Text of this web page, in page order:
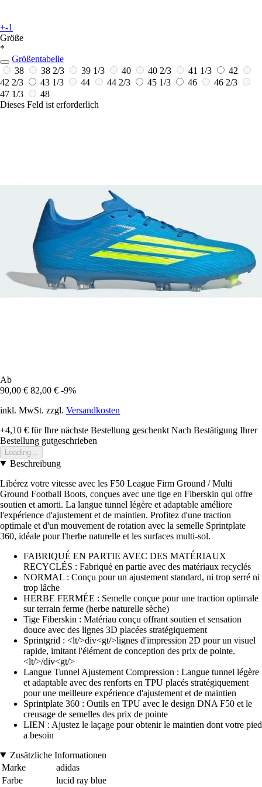
+-1
Größe
*
Größentabelle
38
38 2/3 39 1/3 40 40 2/3 41 1/3
42
42 2/3
43 1/3 44 44 2/3 45 1/3 46
46 2/3
47 1/3
48
Dieses Feld ist erforderlich
Ab
90,00 € 82,00 € -9%
inkl. MwSt. zzgl. Versandkosten
+4,10 € für Ihre nächste Bestellung geschenkt Nach Bestätigung Ihrer
Bestellung gutgeschrieben
Loading...
Beschreibung
Libérez votre vitesse avec les F50 League Firm Ground / Multi
Ground Football Boots, conçues avec une tige en Fiberskin qui offre
soutien et amorti. La langue tunnel légère et adaptable améliore
l'expérience d'ajustement et de maintien. Profitez d'une traction
optimale et d'un mouvement de rotation avec la semelle Sprintplate
360, idéale pour l'herbe naturelle et les surfaces multi-sol.
FABRIQUÉ EN PARTIE AVEC DES MATÉRIAUX
RECYCLÉS : Fabriqué en partie avec des matériaux recyclés
NORMAL : Conçu pour un ajustement standard, ni trop serré ni
trop lâche
HERBE FERMÉE : Semelle conçue pour une traction optimale
sur terrain ferme (herbe naturelle sèche)
Tige Fiberskin : Matériau conçu offrant soutien et sensation
douce avec des lignes 3D placées stratégiquement
Sprintgrid : <lt/>div<gt/>lignes d'impression 2D pour un visuel
rapide, imitant l'élément de conception des prix de pointe.
<lt/>/div<gt/>
Langue Tunnel Ajustement Compression : Langue tunnel légère
et adaptable avec des renforts en TPU placés stratégiquement
pour une meilleure expérience d'ajustement et de maintien
Sprintplate 360 : Outils en TPU avec le design DNA F50 et le
creusage de semelles des prix de pointe
LIEN : Ajustez le laçage pour obtenir le maintien dont votre pied
a besoin
Zusätzliche Informationen
Marke
adidas
Farbe
lucid ray blue